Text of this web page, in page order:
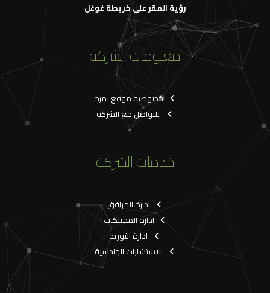
رؤية المقر على خريطة غوغل
معلومات الشركة
خصوصية موقع تمره
للتواصل مع الشركة
خدمات الشركة
ادارة المرافق
ادارة الممتلكات
ادارة التوريد
الاستشارات الهندسية